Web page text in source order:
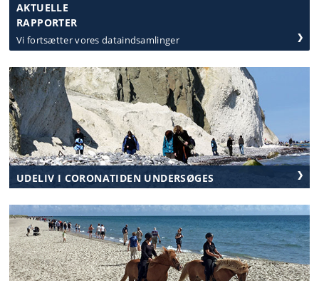
AKTUELLE
RAPPORTER
Vi fortsætter vores dataindsamlinger
UDELIV I CORONATIDEN UNDERSØGES